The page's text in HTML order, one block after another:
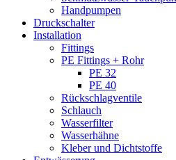
Handpumpen
Druckschalter
Installation
Fittings
PE Fittings + Rohr
PE 32
PE 40
Rückschlagventile
Schlauch
Wasserfilter
Wasserhähne
Kleber und Dichtstoffe